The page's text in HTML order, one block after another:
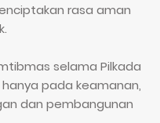
rasa aman
selama Pilkada
pada keamanan,
dan pembangunan